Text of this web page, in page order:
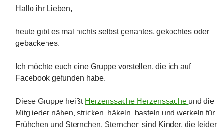
Hallo ihr Lieben,
heute gibt es mal nichts selbst genähtes, gekochtes oder
gebackenes.
Ich möchte euch eine Gruppe vorstellen, die ich auf
Facebook gefunden habe.
Diese Gruppe heißt Herzenssache Herzenssache und die
Mitglieder nähen, stricken, häkeln, basteln und werkeln für
Frühchen und Sternchen. Sternchen sind Kinder, die leider